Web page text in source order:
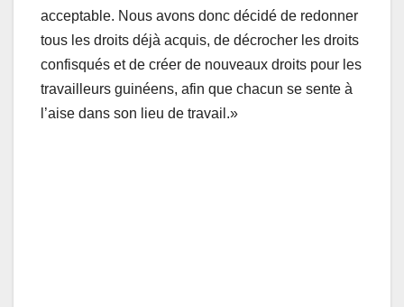
acceptable. Nous avons donc décidé de redonner
tous les droits déjà acquis, de décrocher les droits
confisqués et de créer de nouveaux droits pour les
travailleurs guinéens, afin que chacun se sente à
l’aise dans son lieu de travail.»